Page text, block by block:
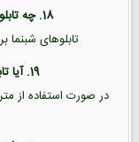
18. چه تابلویی برای محیط تاریک مناسب است؟
تابلوهای
19. آیا تابلوها در برابر آفتاب مقاوم هستند؟
در صورت استفاده از